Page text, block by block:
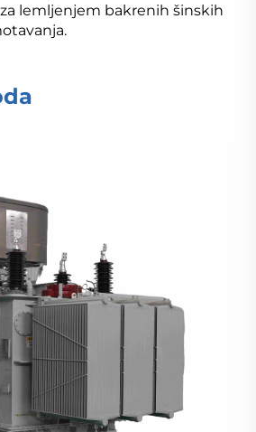
lemljenjem bakrenih šinskih